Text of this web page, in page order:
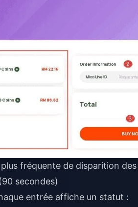
fréquente de disparition des
secondes)
entrée affiche un statut :